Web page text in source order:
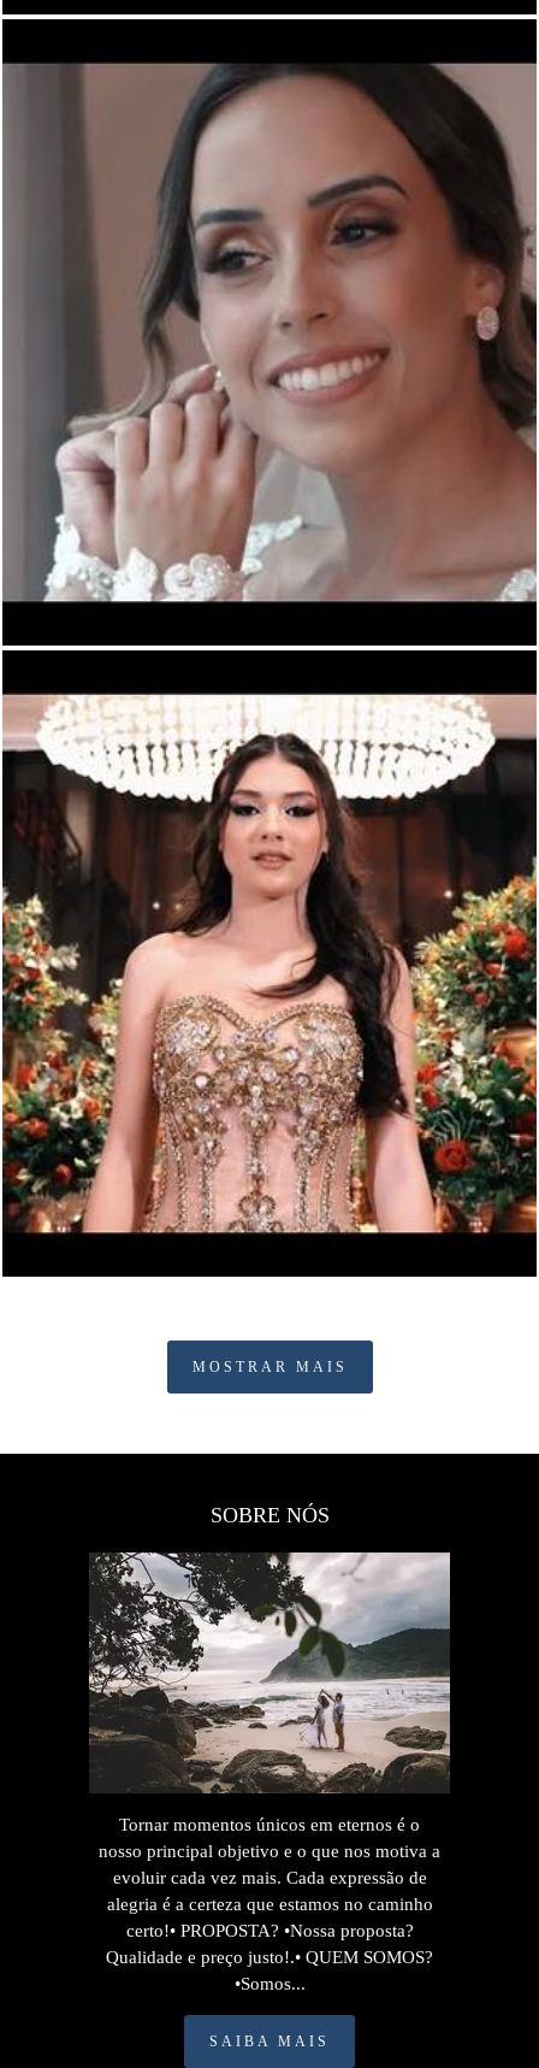
442 0
436 0
MOSTRAR MAIS
SOBRE NÓS
Tornar momentos únicos em eternos é o
nosso principal objetivo e o que nos motiva a
evoluir cada vez mais. Cada expressão de
alegria é a certeza que estamos no caminho
certo!• PROPOSTA? •Nossa proposta?
Qualidade e preço justo!.• QUEM SOMOS?
•Somos...
SAIBA MAIS